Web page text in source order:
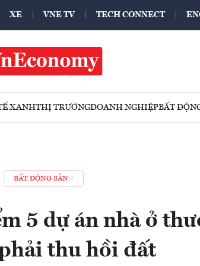
XE VNE TV TECH CONNECT
XANHTHỊ TRƯỜNGDOANH NGHIỆPBẤT
BẤT ĐỘNG SẢN
5 dự án nhà ở
thu hồi đất